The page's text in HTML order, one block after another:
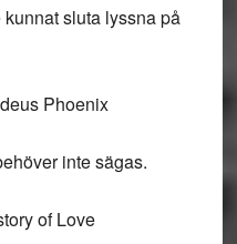
sluta lyssna på
Phoenix
inte sägas.
of Love